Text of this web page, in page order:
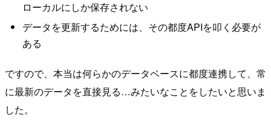
ローカルにしか保存されない
データを更新するためには、その都度APIを叩く必要が
ある
ですので、本当は何らかのデータベースに都度連携して、常
に最新のデータを直接見る…みたいなことをしたいと思いま
した。